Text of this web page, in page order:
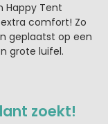
Happy Tent
comfort! Zo
geplaatst op een
grote luifel.
zoekt!